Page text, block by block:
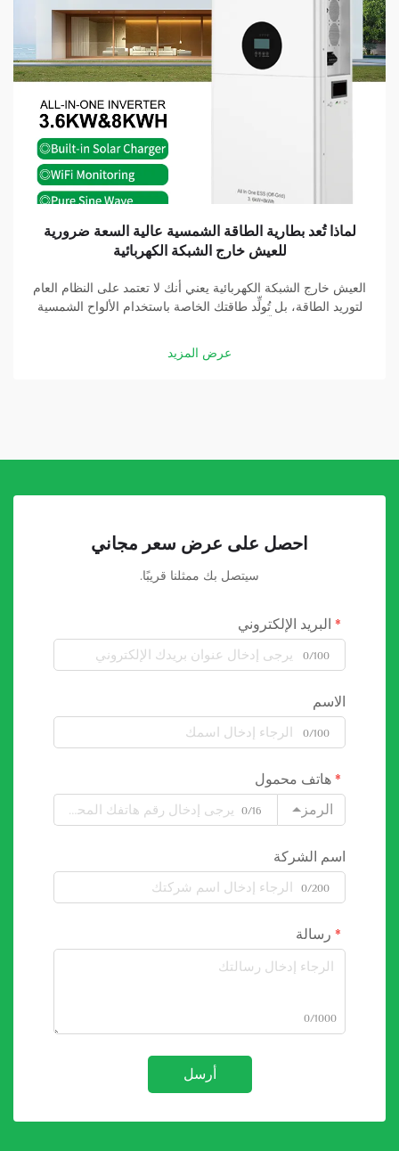
لماذا تُعد بطارية الطاقة الشمسية عالية السعة ضرورية
للعيش خارج الشبكة الكهربائية
العيش خارج الشبكة الكهربائية يعني أنك لا تعتمد على النظام العام
لتوريد الطاقة، بل تُولِّد طاقتك الخاصة باستخدام الألواح الشمسية
أساسيًّا في هذه المنظومة. وبفضل بطارية جيدة، يمكنك تخزين
الطاقة التي تولِّدها الألواح الشمسية...
عرض المزيد
احصل على عرض سعر مجاني
سيتصل بك ممثلنا قريبًا.
البريد الإلكتروني
0/100
الاسم
0/100
هاتف محمول
الرمز
0/16
اسم الشركة
0/200
رسالة
0/1000
أرسل